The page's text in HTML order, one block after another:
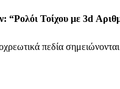
“Ρολόι Τοίχου με 3d
πεδία